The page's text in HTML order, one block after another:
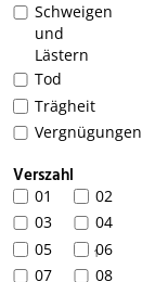
Schweigen
und
Lästern
Tod
Trägheit
Vergnügungen
Verszahl
01
02
03
04
05
106
07
08